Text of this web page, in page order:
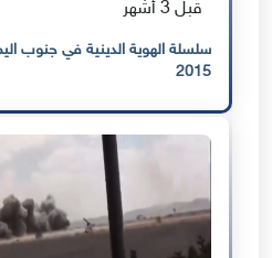
قبل 3 أشهر
سلسلة الهوية الدينية في جنوب
2015